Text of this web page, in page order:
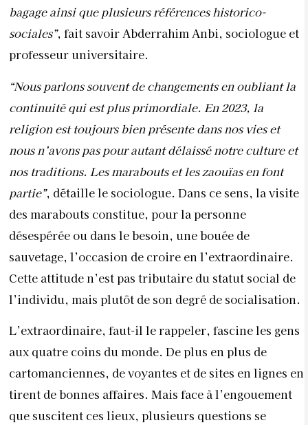
bagage ainsi que plusieurs références historico-
sociales”, fait savoir Abderrahim Anbi, sociologue et
professeur universitaire.
“Nous parlons souvent de changements en oubliant la
continuité qui est plus primordiale. En 2023, la
religion est toujours bien présente dans nos vies et
nous n’avons pas pour autant délaissé notre culture et
nos traditions. Les marabouts et les zaouïas en font
partie”, détaille le sociologue. Dans ce sens, la visite
des marabouts constitue, pour la personne
désespérée ou dans le besoin, une bouée de
sauvetage, l’occasion de croire en l’extraordinaire.
Cette attitude n’est pas tributaire du statut social de
l’individu, mais plutôt de son degré de socialisation.
L’extraordinaire, faut-il le rappeler, fascine les gens
aux quatre coins du monde. De plus en plus de
cartomanciennes, de voyantes et de sites en lignes en
tirent de bonnes affaires. Mais face à l’engouement
que suscitent ces lieux, plusieurs questions se